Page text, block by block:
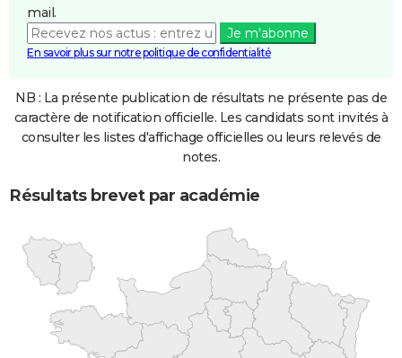
mail.
Je m'abonne
En savoir plus sur notre politique de confidentialité
NB : La présente publication de résultats ne présente pas de
caractère de notification officielle. Les candidats sont invités à
consulter les listes d'affichage officielles ou leurs relevés de
notes.
Résultats brevet par académie